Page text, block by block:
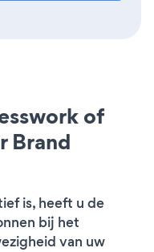
of
Brand
is, heeft u de
bij het
van uw